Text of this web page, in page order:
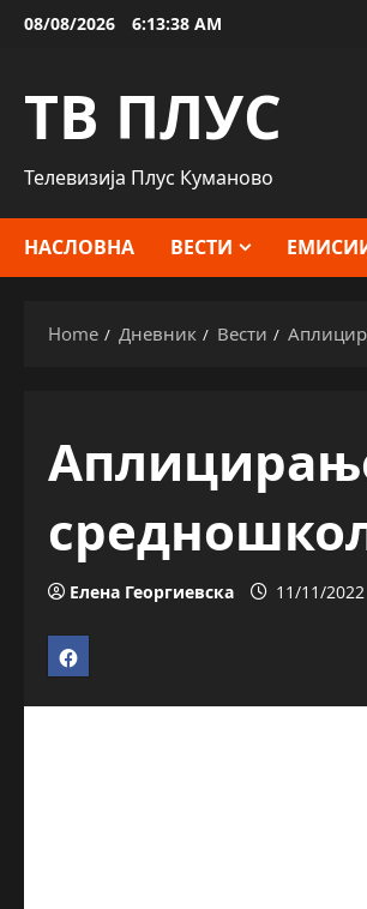
Skip08/08/2026 6:13:39 AM
ТВ ПЛУС
Телевизија Плус Куманово
НАСЛОВНА ВЕСТИ
Home Дневник Вести
Елена Георгиевска 11/11/2022